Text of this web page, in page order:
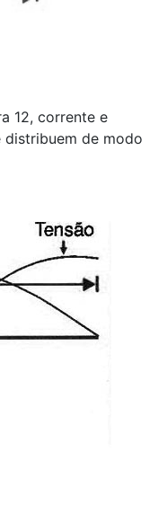
12, corrente e
distribuem de modo